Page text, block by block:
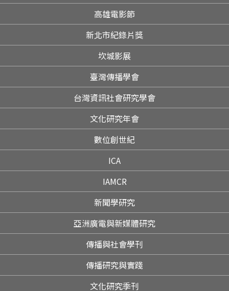
高雄電影節
新北市紀錄片獎
坎城影展
臺灣傳播學會
台灣資訊社會研究學會
文化研究年會
數位創世紀
ICA
IAMCR
新聞學研究
亞洲廣電與新媒體研究
傳播與社會學刊
傳播研究與實踐
文化研究季刊